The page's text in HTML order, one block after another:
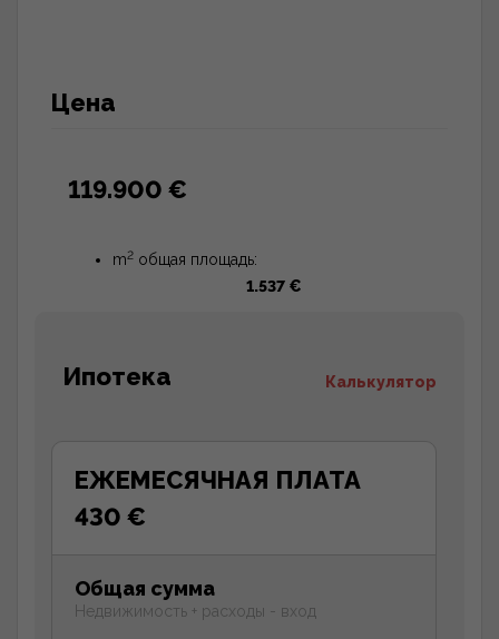
Цена
119.900 €
m2 общая площадь:
1.537 €
Ипотека Калькулятор
ЕЖЕМЕСЯЧНАЯ ПЛАТА
430 €
Общая сумма
Недвижимость + расходы - вход